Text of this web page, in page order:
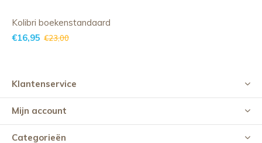
Kolibri boekenstandaard
€16,95 €23,00
Klantenservice
Mijn account
Categorieën